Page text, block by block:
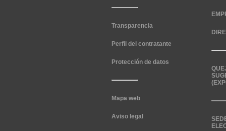
Transparencia
Perfil del contratante
Protección de datos
Mapa web
Aviso legal